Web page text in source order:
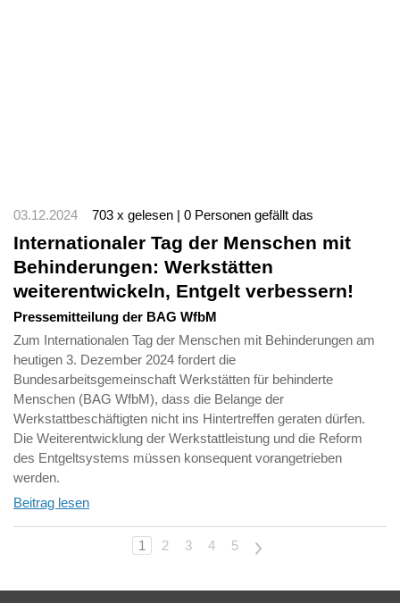
03.12.2024 703 x gelesen | 0 Personen gefällt das
Internationaler Tag der Menschen mit
Behinderungen: Werkstätten
weiterentwickeln, Entgelt verbessern!
Pressemitteilung der BAG WfbM
Zum Internationalen Tag der Menschen mit Behinderungen am
heutigen 3. Dezember 2024 fordert die
Bundesarbeitsgemeinschaft Werkstätten für behinderte
Menschen (BAG WfbM), dass die Belange der
Werkstattbeschäftigten nicht ins Hintertreffen geraten dürfen.
Die Weiterentwicklung der Werkstattleistung und die Reform
des Entgeltsystems müssen konsequent vorangetrieben
werden.
Beitrag lesen
1 2 3 4 5 >